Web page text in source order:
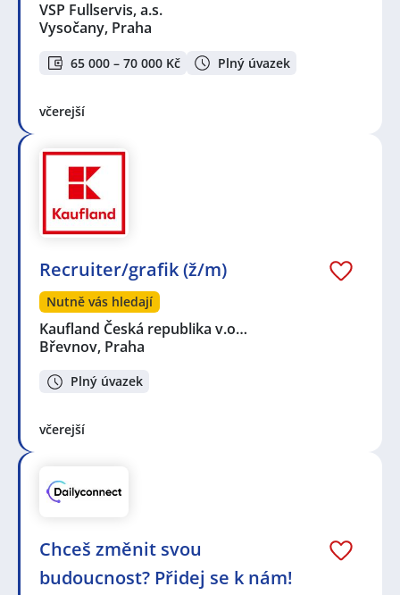
VSP Fullservis, a.s.
Vysočany, Praha
65 000 – 70 000 Kč Plný úvazek
včerejší
Recruiter/grafik (ž/m)
Nutně vás hledají
Kaufland Česká republika v.o…
Břevnov, Praha
Plný úvazek
včerejší
Chceš změnit svou
budoucnost? Přidej se k nám!